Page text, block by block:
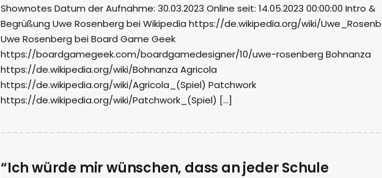
Shownotes Datum der Aufnahme: 30.03.2023 Online seit: 14.05.2023 00:00:00 Intro &
Begrüßung Uwe Rosenberg bei Wikipedia https://de.wikipedia.org/wiki/
Uwe Rosenberg bei Board Game Geek
https://boardgamegeek.com/boardgamedesigner/10/uwe-rosenberg Bohnanza
https://de.wikipedia.org/wiki/Bohnanza Agricola
https://de.wikipedia.org/wiki/Agricola_(Spiel) Patchwork
https://de.wikipedia.org/wiki/Patchwork_(Spiel) […]
“Ich würde mir wünschen, dass an jeder Schule